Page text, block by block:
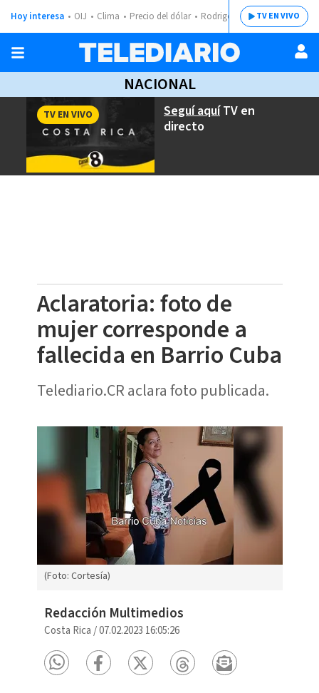
Hoy interesa OIJ Clima Precio del dólar Rodrigo ChavesTV EN VIVO
NACIONAL
Seguí aquíTV en
directo
TV EN VIVO
Aclaratoria: foto de
mujer corresponde a
fallecida en Barrio Cuba
Telediario.CR aclara foto publicada.
(Foto: Cortesía)
Redacción Multimedios
Costa Rica /07.02.2023 16:05:26